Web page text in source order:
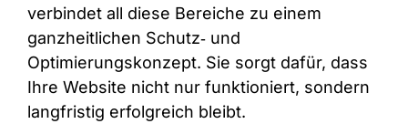
verbindet all diese Bereiche zu einem
ganzheitlichen Schutz‑ und
Optimierungskonzept. Sie sorgt dafür, dass
Ihre Website nicht nur funktioniert, sondern
langfristig erfolgreich bleibt.